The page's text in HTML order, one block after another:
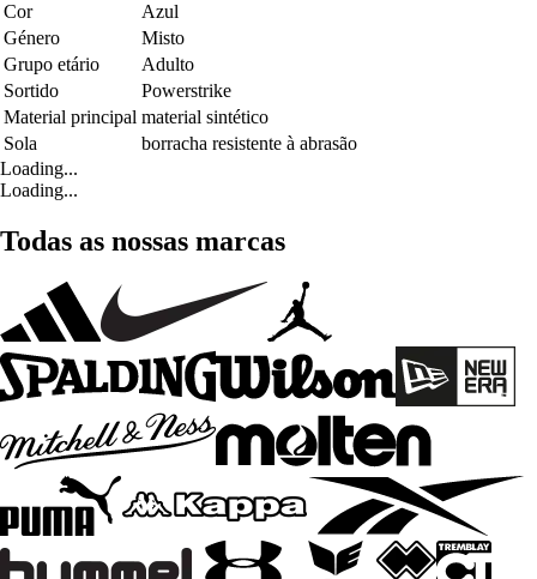
Cor
Azul
Género
Misto
Grupo etário
Adulto
Sortido
Powerstrike
Material principal material sintético
Sola
borracha resistente à abrasão
Loading...
Loading...
Todas as nossas marcas